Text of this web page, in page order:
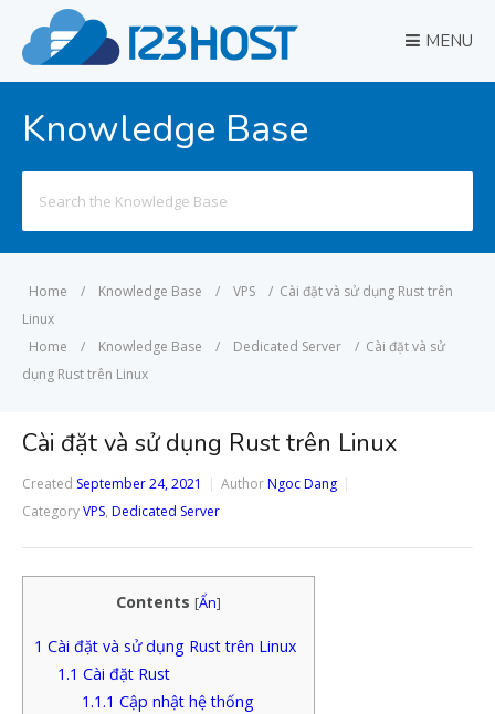
MENU
Knowledge Base
for:
Home / Knowledge Base / VPS / Cài đặt và sử dụng Rust trên
Linux
Home
/ Knowledge Base / Dedicated Server / Cài đặt và sử
dụng Rust trên Linux
Cài đặt và sử dụng Rust trên Linux
Created September 24, 2021 AuthorNgoc Dang
CategoryVPS, Dedicated Server
Contents [Ẩn]
1 Cài đặt và sử dụng Rust trên Linux
1.1 Cài đặt Rust
1.1.1 Cập nhật hệ thống